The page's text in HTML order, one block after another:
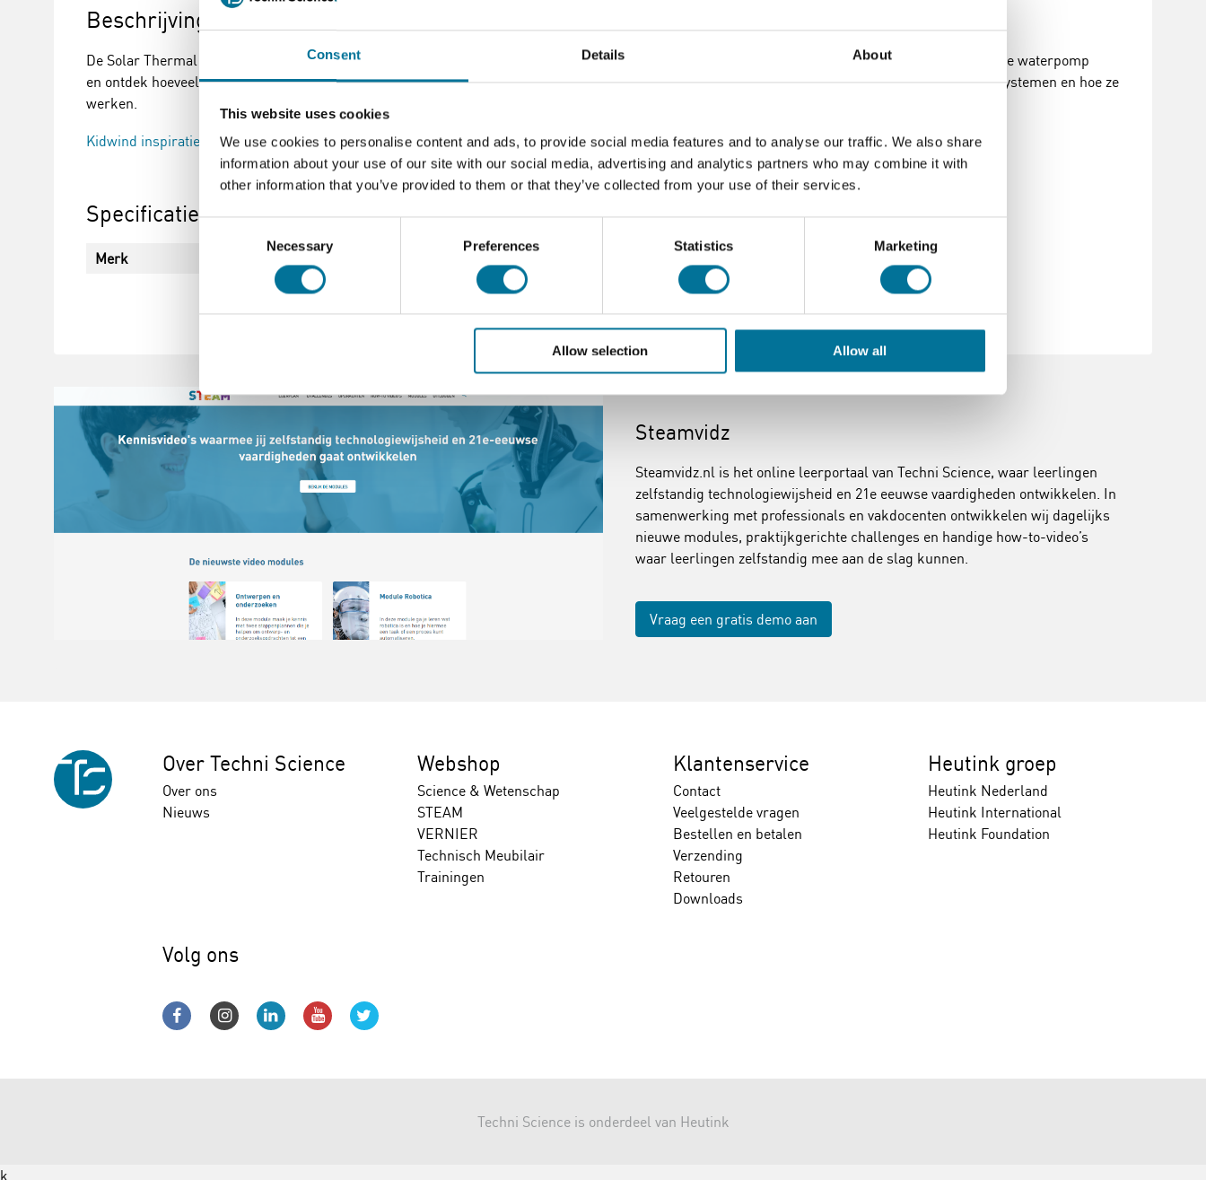
Consent Details About
This website uses cookies
We use cookies to personalise content and ads, to provide social media features and to analyse our traffic. We also share
information about your use of our site with our social media, advertising and analytics partners who may combine it with
other information that you’ve provided to them or that they’ve collected from your use of their services.
Necessary Preferences Statistics Marketing
Allow selection Allow all
Beschrijving
De Solar Thermal Exploration Kit is een model van een huishoudelijk zonneboilersysteem. Onderzoek alle variabelen zoals ontwerp, snelheid van de waterpomp
en ontdek hoeveel tijd er nodig is om het water te verwarmen. De instructies die bij deze kit worden geleverd bevat informatie over de zonneboilersystemen en hoe ze
werken.
Kidwind inspiratie video
Specificaties
Merk KidWind
Steamvidz
Steamvidz.nl is het online leerportaal van Techni Science, waar leerlingen
zelfstandig technologiewijsheid en 21e eeuwse vaardigheden ontwikkelen. In
samenwerking met professionals en vakdocenten ontwikkelen wij dagelijks
nieuwe modules, praktijkgerichte challenges en handige how-to-video’s
waar leerlingen zelfstandig mee aan de slag kunnen.
Vraag een gratis demo aan
Over Techni Science
Over ons
Nieuws
Webshop
Science & Wetenschap
STEAM
VERNIER
Technisch Meubilair
Trainingen
Klantenservice
Contact
Veelgestelde vragen
Bestellen en betalen
Verzending
Retouren
Downloads
Heutink groep
Heutink Nederland
Heutink International
Heutink Foundation
Volg ons
Techni Science is onderdeel van Heutink
k